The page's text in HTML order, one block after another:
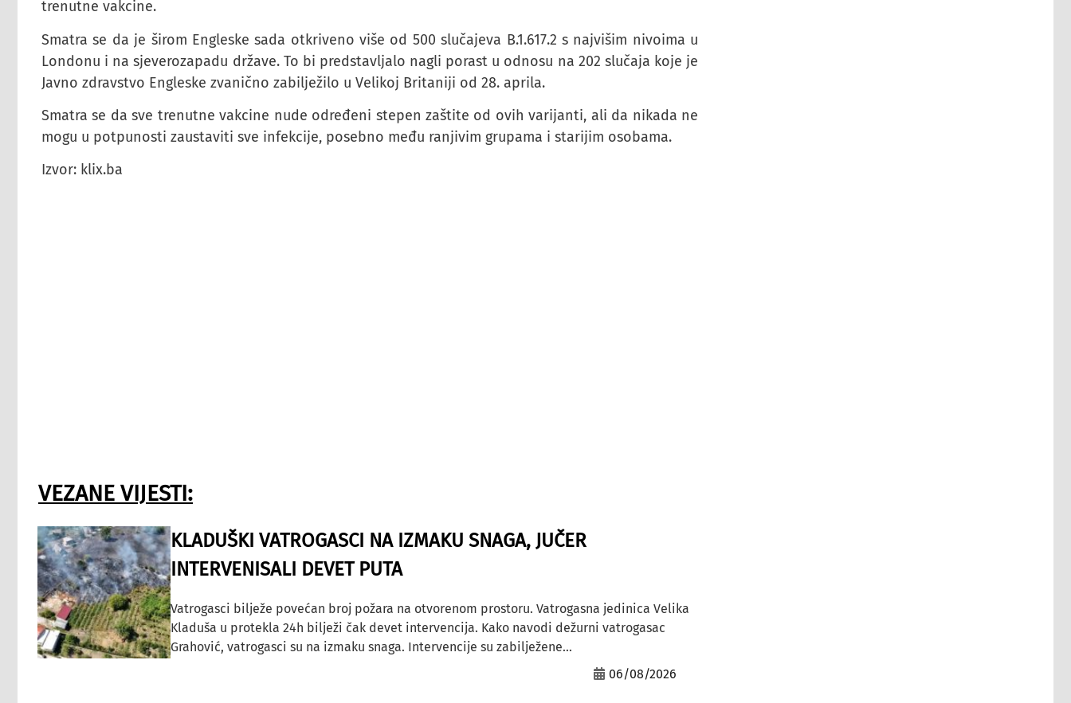
trenutne vakcine.
Smatra se da je širom Engleske sada otkriveno više od 500 slučajeva B.1.617.2 s najvišim nivoima u
Londonu i na sjeverozapadu države. To bi predstavljalo nagli porast u odnosu na 202 slučaja koje je
Javno zdravstvo Engleske zvanično zabilježilo u Velikoj Britaniji od 28. aprila.
Smatra se da sve trenutne vakcine nude određeni stepen zaštite od ovih varijanti, ali da nikada ne
mogu u potpunosti zaustaviti sve infekcije, posebno među ranjivim grupama i starijim osobama.
Izvor: klix.ba
VEZANE VIJESTI:
KLADUŠKI VATROGASCI NA IZMAKU SNAGA, JUČER
INTERVENISALI DEVET PUTA
Vatrogasci bilježe povećan broj požara na otvorenom prostoru. Vatrogasna jedinica Velika
Kladuša u protekla 24h bilježi čak devet intervencija. Kako navodi dežurni vatrogasac
Grahović, vatrogasci su na izmaku snaga. Intervencije su zabilježene...
06/08/2026